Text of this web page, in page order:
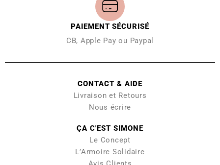
PAIEMENT SÉCURISÉ
CB, Apple Pay ou Paypal
CONTACT & AIDE
Livraison et Retours
Nous écrire
ÇA C'EST SIMONE
Le Concept
L’Armoire Solidaire